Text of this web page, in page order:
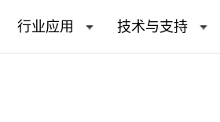
行业应用 技术与支持